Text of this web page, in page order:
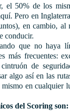
el 50% de los
Pero en
en cambio, al
conducir.
que no haya
más frecuentes:
de
algo así en las
en cualquier
del Scoring son: